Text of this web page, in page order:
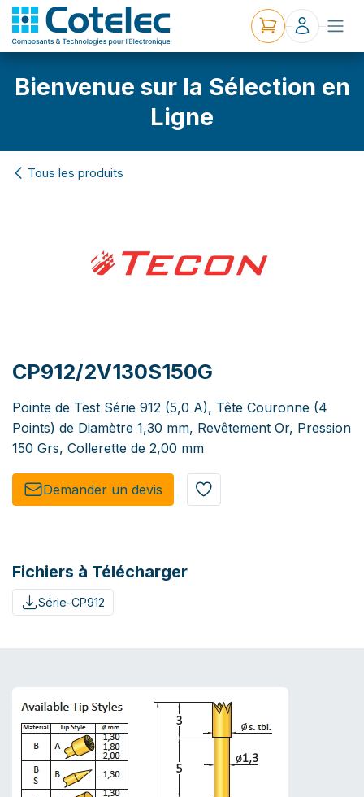
Bienvenue sur la Sélection en
Ligne
Tous les produits
CP912/2V130S150G
Pointe de Test Série 912 (5,0 A), Tête Couronne (4
Points) de Diamètre 1,30 mm, Revêtement Or, Pression
150 Grs, Collerette de 2,00 mm
Demander un de​​vis​​
Fichiers à Télécharger
Série-CP912